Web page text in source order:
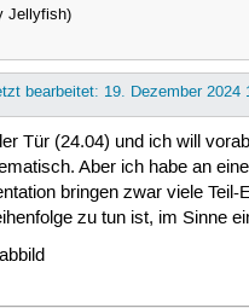
Jellyfish)
bearbeitet: 19. Dezember 2024
Tür (24.04) und ich will
Aber ich habe an
bringen zwar viele
zu tun ist, im Sinne